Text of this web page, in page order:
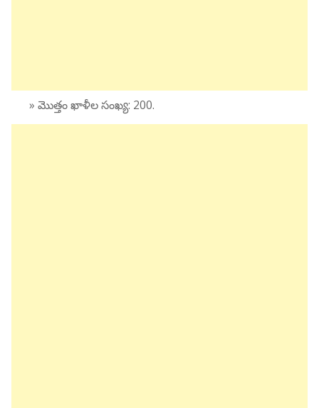
» మొత్తం ఖాళీల సంఖ్య: 200.